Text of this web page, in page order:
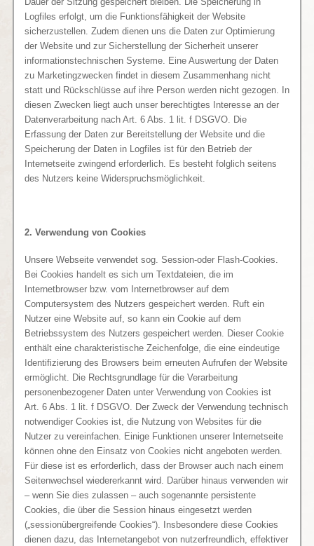
Logfiles erfolgt, um die Funktionsfähigkeit der Website
sicherzustellen. Zudem dienen uns die Daten zur Optimierung
der Website und zur Sicherstellung der Sicherheit unserer
informationstechnischen Systeme. Eine Auswertung der Daten
zu Marketingzwecken findet in diesem Zusammenhang nicht
statt und Rückschlüsse auf ihre Person werden nicht gezogen. In
diesen Zwecken liegt auch unser berechtigtes Interesse an der
Datenverarbeitung nach Art. 6 Abs. 1 lit. f DSGVO. Die
Erfassung der Daten zur Bereitstellung der Website und die
Speicherung der Daten in Logfiles ist für den Betrieb der
Internetseite zwingend erforderlich. Es besteht folglich seitens
des Nutzers keine Widerspruchsmöglichkeit.
2. Verwendung von Cookies
Unsere Webseite verwendet sog. Session-oder Flash-Cookies.
Bei Cookies handelt es sich um Textdateien, die im
Internetbrowser bzw. vom Internetbrowser auf dem
Computersystem des Nutzers gespeichert werden. Ruft ein
Nutzer eine Website auf, so kann ein Cookie auf dem
Betriebssystem des Nutzers gespeichert werden. Dieser Cookie
enthält eine charakteristische Zeichenfolge, die eine eindeutige
Identifizierung des Browsers beim erneuten Aufrufen der Website
ermöglicht. Die Rechtsgrundlage für die Verarbeitung
personenbezogener Daten unter Verwendung von Cookies ist
Art. 6 Abs. 1 lit. f DSGVO. Der Zweck der Verwendung technisch
notwendiger Cookies ist, die Nutzung von Websites für die
Nutzer zu vereinfachen. Einige Funktionen unserer Internetseite
können ohne den Einsatz von Cookies nicht angeboten werden.
Für diese ist es erforderlich, dass der Browser auch nach einem
Seitenwechsel wiedererkannt wird. Darüber hinaus verwenden wir
– wenn Sie dies zulassen – auch sogenannte persistente
Cookies, die über die Session hinaus eingesetzt werden
(„sessionübergreifende Cookies“). Insbesondere diese Cookies
dienen dazu, das Internetangebot von nutzerfreundlich, effektiver